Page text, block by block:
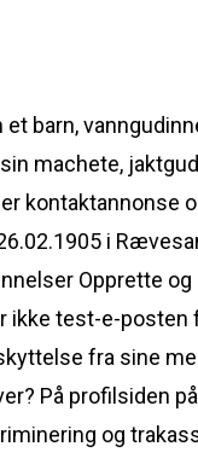
barn,
machete,
kontaktannonse
i
Opprette
ikke test-e-posten
fra sine
På profilsiden
og